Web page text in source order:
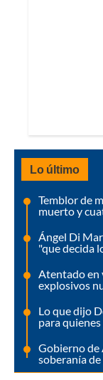
Lo último
Temblor de
muerto y
Ángel Di
"que decida
Atentado en
explosivos
Lo que dijo
para
Gobierno de
soberanía